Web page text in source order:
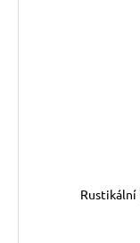
Rustikální